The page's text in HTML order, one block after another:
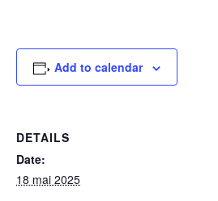
Add to calendar
DETAILS
Date:
18 mai 2025